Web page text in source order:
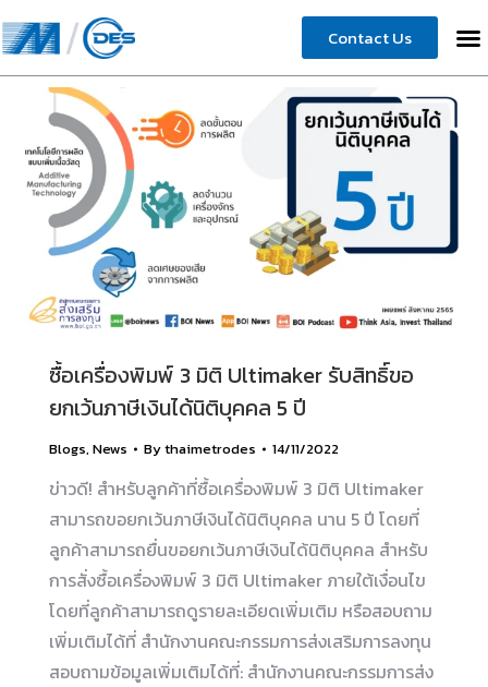
Contact Us
ซื้อเครื่องพิมพ์ 3 มิติ Ultimaker รับสิทธิ์ขอ
ยกเว้นภาษีเงินได้นิติบุคคล 5 ปี
Blogs, News Bythaimetrodes 14/11/2022
ข่าวดี! สำหรับลูกค้าที่ซื้อเครื่องพิมพ์ 3 มิติ Ultimaker
สามารถขอยกเว้นภาษีเงินได้นิติบุคคล นาน 5 ปี โดยที่
ลูกค้าสามารถยื่นขอยกเว้นภาษีเงินได้นิติบุคคล สำหรับ
การสั่งซื้อเครื่องพิมพ์ 3 มิติ Ultimaker ภายใต้เงื่อนไข
โดยที่ลูกค้าสามารถดูรายละเอียดเพิ่มเติม หรือสอบถาม
เพิ่มเติมได้ที่ สำนักงานคณะกรรมการส่งเสริมการลงทุน
สอบถามข้อมูลเพิ่มเติมได้ที่: สำนักงานคณะกรรมการส่ง